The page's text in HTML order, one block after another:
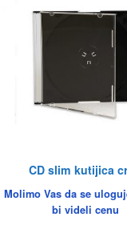
CD slim kutijica
Molimo Vas da se
bi videli cenu